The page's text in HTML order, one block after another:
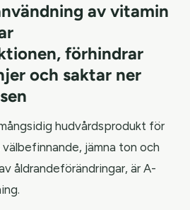
av vitamin
förhindrar
och saktar ner
hudvårdsprodukt för
jämna ton och
åldrandeförändringar, är A-